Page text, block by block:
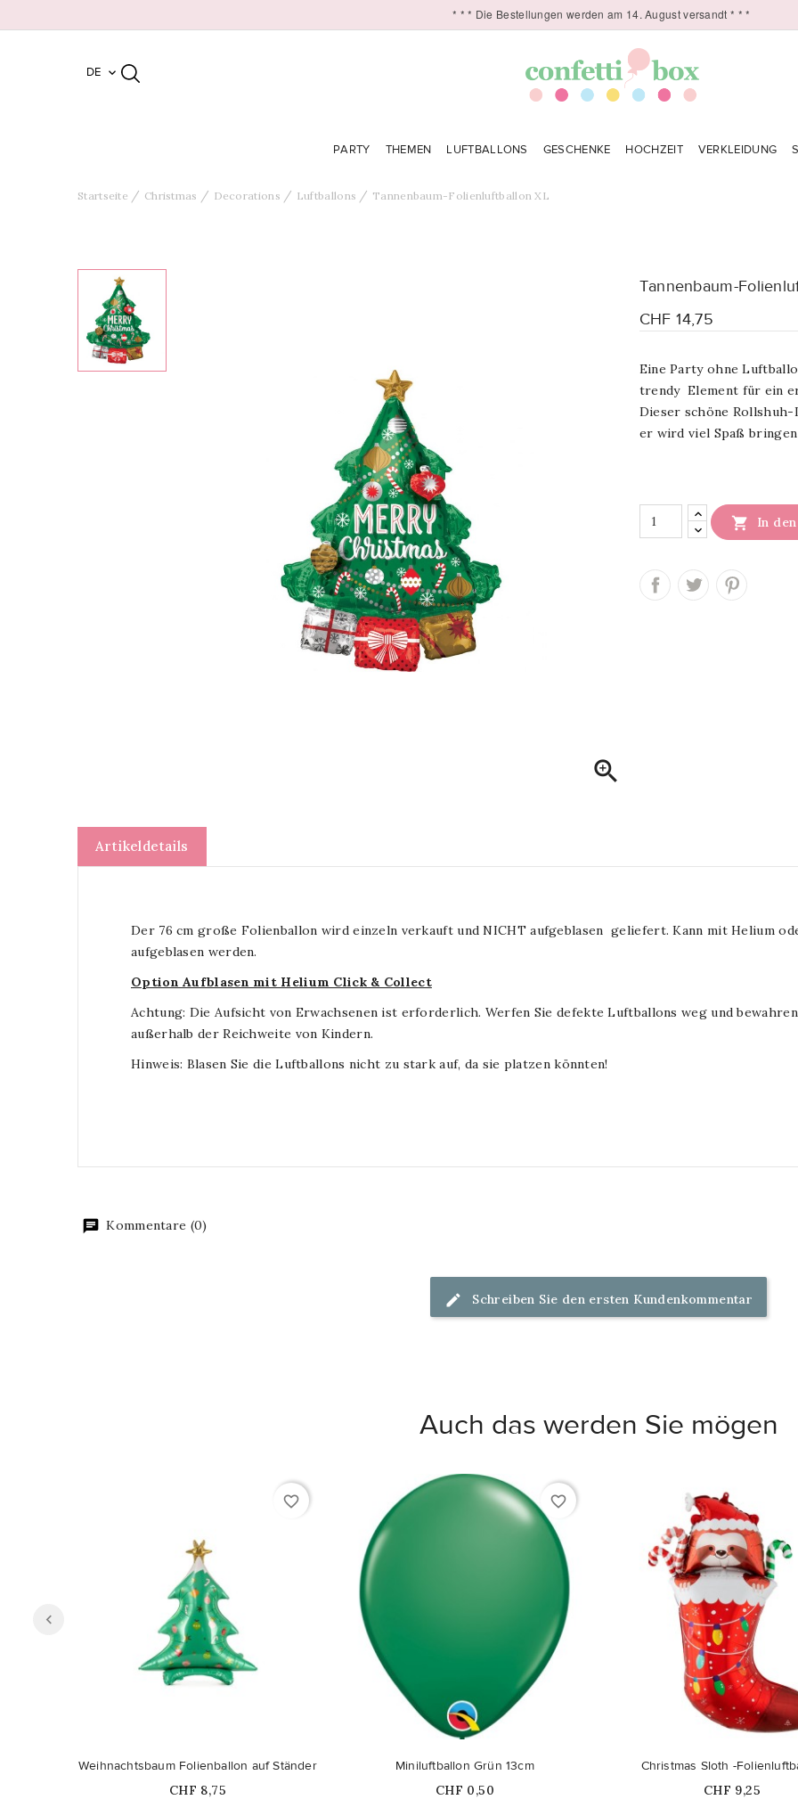
* * * Die Bestellungen werden am 14. August versandt * * *
DE 
PARTY THEMEN LUFTBALLONS GESCHENKE HOCHZEIT VERKLEIDUNG
Startseite Christmas Decorations Luftballons Tannenbaum-Folienluftballon XL

Tannenbaum-
CHF 14,75
Eine Party ohne
trendy Element für ein
Dieser schöne
er wird viel Spaß
 In
Artikeldetails
Der 76 cm große Folienballon wird einzeln verkauft und NICHT aufgeblasen geliefert. Kann mit Helium
aufgeblasen werden.
Option Aufblasen mit Helium Click & Collect
Achtung: Die Aufsicht von Erwachsenen ist erforderlich. Werfen Sie defekte Luftballons weg und
außerhalb der Reichweite von Kindern.
Hinweis: Blasen Sie die Luftballons nicht zu stark auf, da sie platzen könnten!
Kommentare (0)
Schreiben Sie den ersten Kundenkommentar
Auch das werden Sie mögen
favorite_border
Weihnachtsbaum Folienballon auf Ständer
Price
CHF 8,75
favorite_border
Miniluftballon Grün 13cm
Price
CHF 0,50
Christmas Sloth -
Price
CHF 9,25